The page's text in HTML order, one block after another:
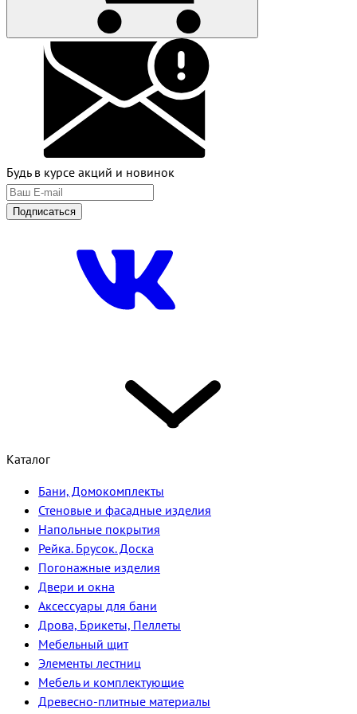
Будь в курсе акций и новинок
Подписаться
Каталог
Бани, Домокомплекты
Стеновые и фасадные изделия
Напольные покрытия
Рейка. Брусок. Доска
Погонажные изделия
Двери и окна
Аксессуары для бани
Дрова, Брикеты, Пеллеты
Мебельный щит
Элементы лестниц
Мебель и комплектующие
Древесно-плитные материалы